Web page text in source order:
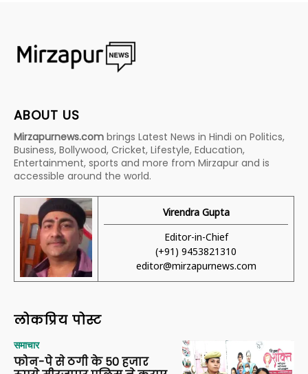
ABOUT US
Mirzapurnews.com brings Latest News in Hindi on Politics,
Business, Bollywood, Cricket, Lifestyle, Education,
Entertainment, sports and more from Mirzapur and is
accessible around the world.
Virendra Gupta
Editor-in-Chief
(+91) 9453821310
editor@mirzapurnews.com
लोकप्रिय पोस्ट
समाचार
फोन-पे से ठगी के 50 हजार